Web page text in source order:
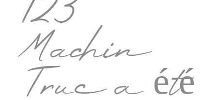
123
Machin
Truc a été